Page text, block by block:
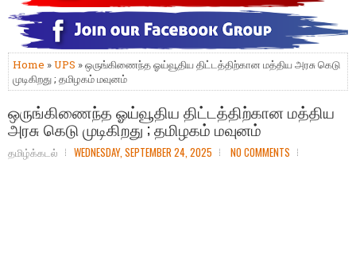
Home »UPS » ஒருங்கிணைந்த ஓய்வூதிய திட்டத்திற்கான மத்திய அரசு கெடு
முடிகிறது ; தமிழகம் மவுனம்
ஒருங்கிணைந்த ஓய்வூதிய திட்டத்திற்கான மத்திய
அரசு கெடு முடிகிறது ; தமிழகம் மவுனம்
தமிழ்க்கடல் WEDNESDAY, SEPTEMBER 24, 2025 NO COMMENTS